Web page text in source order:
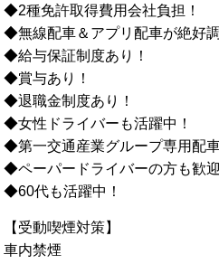
◆2種免許取得費用会社負担！
◆無線配車＆アプリ配車が絶好
◆給与保証制度あり！
◆賞与あり！
◆退職金制度あり！
◆女性ドライバーも活躍中！
◆第一交通産業グループ専用配
◆ペーパードライバーの方も歓迎
◆60代も活躍中！
【受動喫煙対策】
車内禁煙